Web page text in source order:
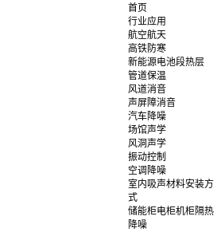
首页
行业应用
航空航天
高铁防寒
新能源电池段热层
管道保温
风道消音
声屏障消音
汽车降噪
场馆声学
风洞声学
振动控制
空调降噪
室内吸声材料安装方
式
储能柜电柜机柜隔热
降噪